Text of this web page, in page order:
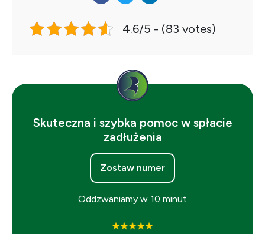
4.6/5 - (83 votes)
Skuteczna i szybka pomoc w spłacie
zadłużenia
Zostaw numer
Oddzwaniamy w 10 minut